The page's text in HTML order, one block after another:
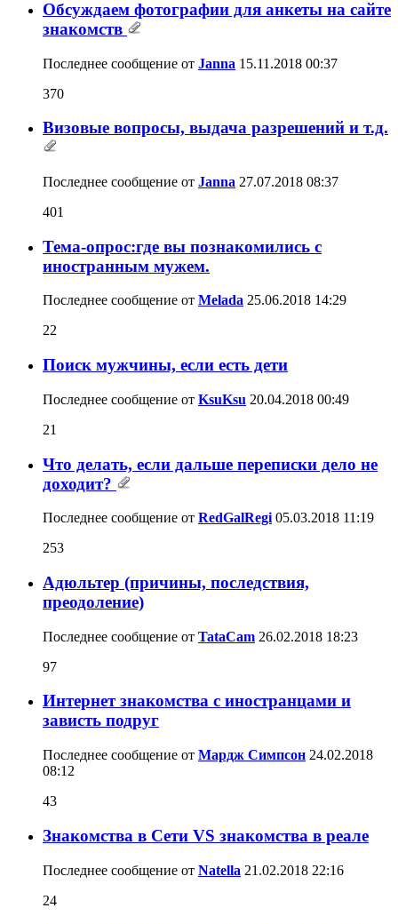
Обсуждаем фотографии для анкеты на сайте
знакомств
Последнее сообщение от Janna 15.11.2018 00:37
370
Визовые вопросы, выдача разрешений и т.д.
Последнее сообщение от Janna 27.07.2018 08:37
401
Тема-опрос:где вы познакомились с
иностранным мужем.
Последнее сообщение от Melada 25.06.2018 14:29
22
Поиск мужчины, если есть дети
Последнее сообщение от KsuKsu 20.04.2018 00:49
21
Что делать, если дальше переписки дело не
доходит?
Последнее сообщение от RedGalRegi 05.03.2018 11:19
253
Адюльтер (причины, последствия,
преодоление)
Последнее сообщение от TataCam 26.02.2018 18:23
97
Интернет знакомства с иностранцами и
зависть подруг
Последнее сообщение от Мардж Симпсон 24.02.2018
08:12
43
Знакомства в Сети VS знакомства в реале
Последнее сообщение от Natella 21.02.2018 22:16
24